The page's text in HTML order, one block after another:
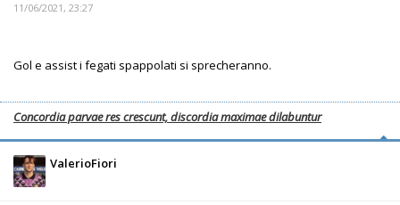
11/06/2021, 23:27
Gol e assist i fegati spappolati si sprecheranno.
Concordia parvae res crescunt, discordia maximae dilabuntur
ValerioFiori